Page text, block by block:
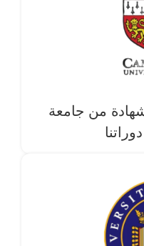
من جامعة